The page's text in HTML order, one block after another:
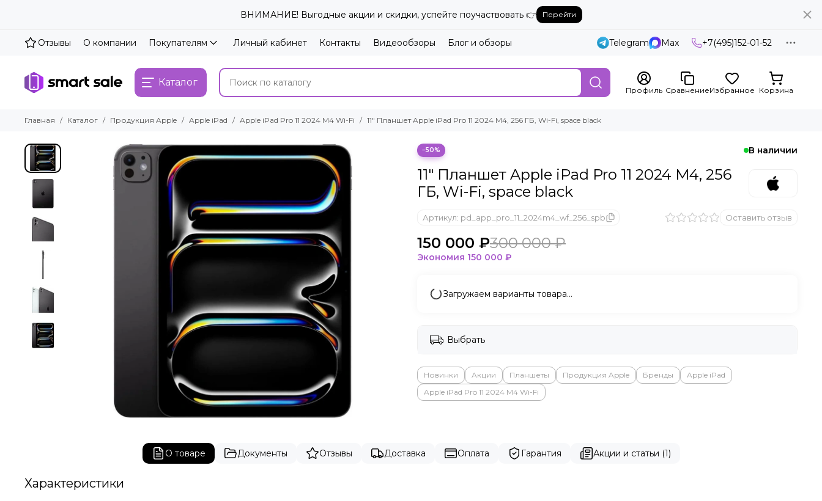
ВНИМАНИЕ! Выгодные акции и скидки, успейте поучаствовать 👉 Перейти
Отзывы О компании Покупателям Личный кабинет Контакты Видеообзоры Блог и обзоры Telegram Max +7(495)152-01-52
Каталог
Профиль СравнениеИзбранное Корзина
Главная Каталог Продукция Apple Apple iPad Apple iPad Pro 11 2024 M4 Wi-Fi 11" Планшет Apple iPad Pro 11 2024 M4, 256 ГБ, Wi-Fi, space black
−50% В наличии
11" Планшет Apple iPad Pro 11 2024 M4, 256
ГБ, Wi-Fi, space black
Артикул: pd_app_pro_11_2024m4_wf_256_spb Оставить отзыв
150 000 ₽300 000 ₽
Экономия 150 000 ₽
Загружаем варианты товара…
Выбрать
Новинки Акции Планшеты Продукция Apple Бренды
Apple iPad
Apple iPad Pro 11 2024 M4 Wi-Fi
О товаре Документы Отзывы Доставка Оплата Гарантия Акции и статьи (1)
Характеристики